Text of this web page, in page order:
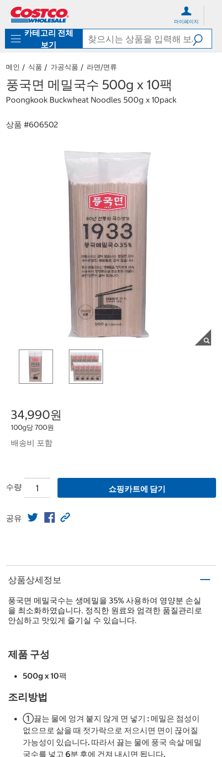
로
기
가
마이페이지
카테고리 전체
보기
메인 식품 가공식품 라면/면류
풍국면 메밀국수 500g x 10팩
Poongkook Buckwheat Noodles 500g x 10pack
상품 #606502
34,990원
100g당 700원
배송비 포함
수량 쇼핑카트에 담기
공유
상품상세정보
풍국면 메밀국수는 생메밀을 35% 사용하여 영양분 손실
을 최소화하였습니다. 정직한 원료와 엄격한 품질관리로
안심하고 맛있게 즐기실 수 있습니다.
제품 구성
500g x 10팩
조리방법
①끓는 물에 엉겨 붙지 않게 면 넣기 : 메밀은 점성이
없으므로 삶을 때 젓가락으로 저으시면 면이 끊어질
가능성이 있습니다. 따라서 끓는 물에 풍국 속살 메밀
국수를 넣고 6분 후에 건져 내시면 됩니다.